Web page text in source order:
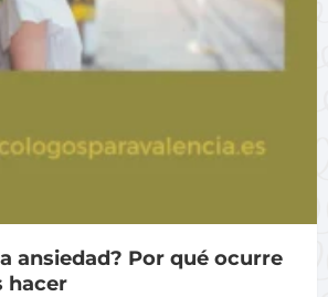
ansiedad? Por qué ocurre
hacer